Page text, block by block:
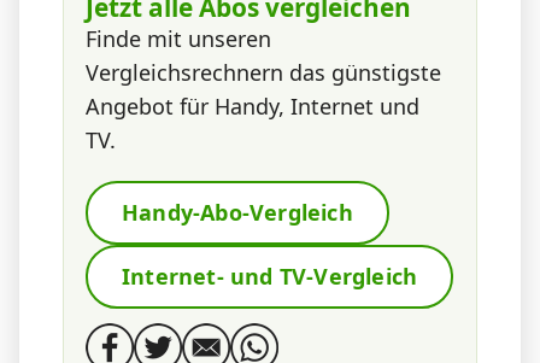
Jetzt alle Abos vergleichen
Finde mit unseren
Vergleichsrechnern das günstigste
Angebot für Handy, Internet und
TV.
Handy-Abo-Vergleich
Internet- und TV-Vergleich